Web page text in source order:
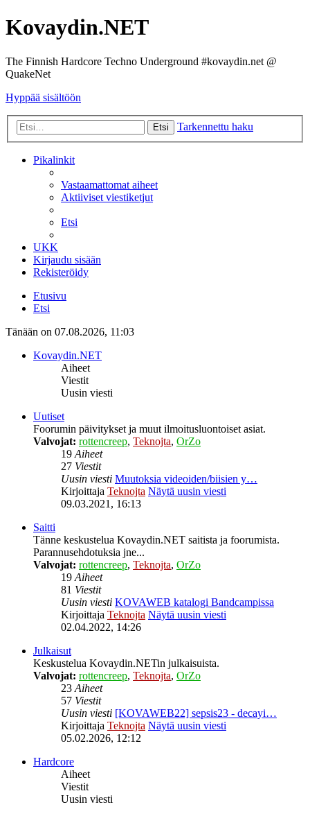
Kovaydin.NET
The Finnish Hardcore Techno Underground #kovaydin.net @
QuakeNet
Hyppää sisältöön
Etsi Tarkennettu haku
Pikalinkit
Vastaamattomat aiheet
Aktiiviset viestiketjut
Etsi
UKK
Kirjaudu sisään
Rekisteröidy
Etusivu
Etsi
Tänään on 07.08.2026, 11:03
Kovaydin.NET
Aiheet
Viestit
Uusin viesti
Uutiset
Foorumin päivitykset ja muut ilmoitusluontoiset asiat.
Valvojat: rottencreep, Teknojta, OrZo
19Aiheet
27 Viestit
Uusin viesti Muutoksia videoiden/biisien y…
Kirjoittaja Teknojta Näytä uusin viesti
09.03.2021, 16:13
Saitti
Tänne keskustelua Kovaydin.NET saitista ja foorumista.
Parannusehdotuksia jne...
Valvojat: rottencreep, Teknojta, OrZo
19Aiheet
81 Viestit
Uusin viesti KOVAWEB katalogi Bandcampissa
Kirjoittaja Teknojta Näytä uusin viesti
02.04.2022, 14:26
Julkaisut
Keskustelua Kovaydin.NETin julkaisuista.
Valvojat: rottencreep, Teknojta, OrZo
23Aiheet
57 Viestit
Uusin viesti [KOVAWEB22] sepsis23 - decayi…
Kirjoittaja Teknojta Näytä uusin viesti
05.02.2026, 12:12
Hardcore
Aiheet
Viestit
Uusin viesti